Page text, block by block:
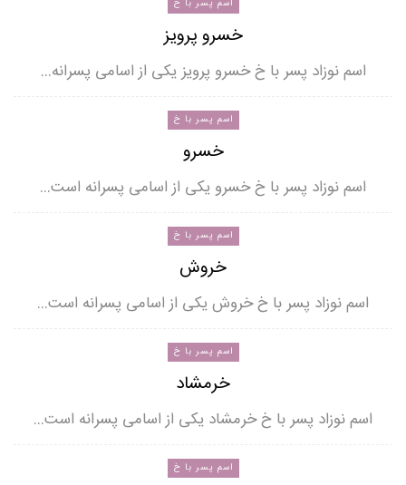
اسم پسر با خ
خسرو پرویز
اسم نوزاد پسر با خ خسرو پرویز یکی از اسامی پسرانه…
اسم پسر با خ
خسرو
اسم نوزاد پسر با خ خسرو یکی از اسامی پسرانه است…
اسم پسر با خ
خروش
اسم نوزاد پسر با خ خروش یکی از اسامی پسرانه است…
اسم پسر با خ
خرمشاد
اسم نوزاد پسر با خ خرمشاد یکی از اسامی پسرانه است…
اسم پسر با خ